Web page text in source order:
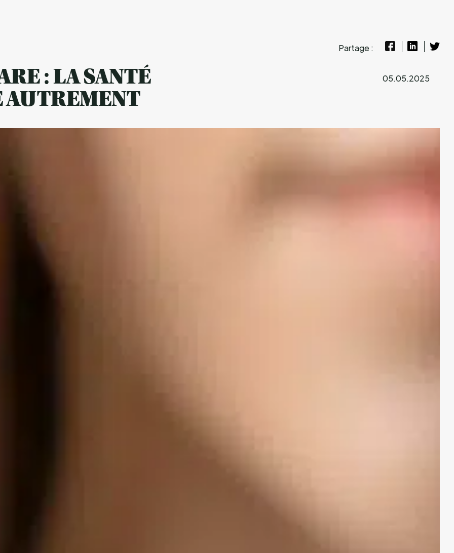
: LA SANTÉ
AUTREMENT
Partage :
05.05.2025